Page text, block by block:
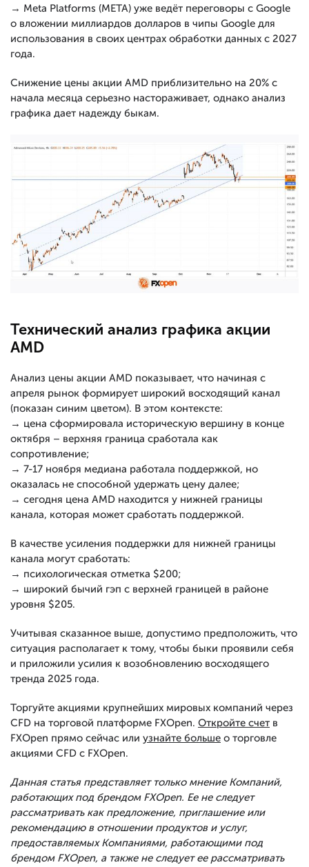
→ Meta Platforms (МЕТА) уже ведёт переговоры с Google
о вложении миллиардов долларов в чипы Google для
использования в своих центрах обработки данных с 2027
года.
Снижение цены акции AMD приблизительно на 20% с
начала месяца серьезно настораживает, однако анализ
графика дает надежду быкам.
Технический анализ графика акции
AMD
Анализ цены акции AMD показывает, что начиная с
апреля рынок формирует широкий восходящий канал
(показан синим цветом). В этом контексте:
→ цена сформировала историческую вершину в конце
октября – верхняя граница сработала как
сопротивление;
→ 7-17 ноября медиана работала поддержкой, но
оказалась не способной удержать цену далее;
→ сегодня цена AMD находится у нижней границы
канала, которая может сработать поддержкой.
В качестве усиления поддержки для нижней границы
канала могут сработать:
→ психологическая отметка $200;
→ широкий бычий гэп с верхней границей в районе
уровня $205.
Учитывая сказанное выше, допустимо предположить, что
ситуация располагает к тому, чтобы быки проявили себя
и приложили усилия к возобновлению восходящего
тренда 2025 года.
Торгуйте акциями крупнейших мировых компаний через
CFD на торговой платформе FXOpen. Откройте счет в
FXOpen прямо сейчас или узнайте больше о торговле
акциями CFD с FXOpen.
Данная статья представляет только мнение Компаний,
работающих под брендом FXOpen. Ее не следует
рассматривать как предложение, приглашение или
рекомендацию в отношении продуктов и услуг,
предоставляемых Компаниями, работающими под
брендом FXOpen, а также не следует ее рассматривать